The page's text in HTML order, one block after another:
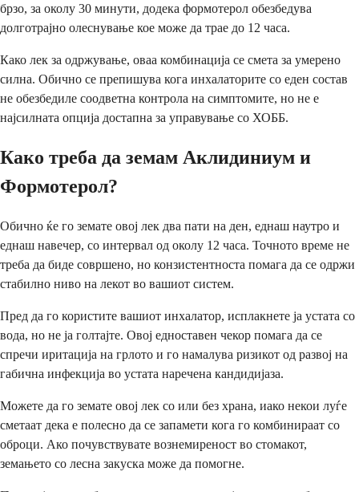
брзо, за околу 30 минути, додека формотерол обезбедува
долготрајно олеснување кое може да трае до 12 часа.
Како лек за одржување, оваа комбинација се смета за умерено
силна. Обично се препишува кога инхалаторите со еден состав
не обезбедиле соодветна контрола на симптомите, но не е
најсилната опција достапна за управување со ХОББ.
Како треба да земам Аклидиниум и
Формотерол?
Обично ќе го земате овој лек два пати на ден, еднаш наутро и
еднаш навечер, со интервал од околу 12 часа. Точното време не
треба да биде совршено, но конзистентноста помага да се одржи
стабилно ниво на лекот во вашиот систем.
Пред да го користите вашиот инхалатор, исплакнете ја устата со
вода, но не ја голтајте. Овој едноставен чекор помага да се
спречи иритација на грлото и го намалува ризикот од развој на
габична инфекција во устата наречена кандидијаза.
Можете да го земате овој лек со или без храна, иако некои луѓе
сметаат дека е полесно да се запамети кога го комбинираат со
оброци. Ако почувствувате вознемиреност во стомакот,
земањето со лесна закуска може да помогне.